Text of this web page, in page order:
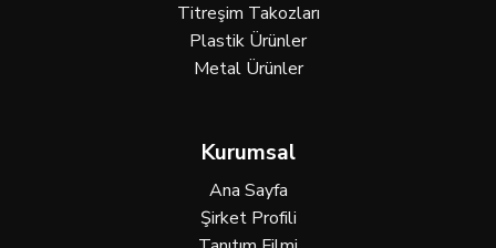
Titreşim Takozları
Plastik Ürünler
Metal Ürünler
Kurumsal
Ana Sayfa
Şirket Profili